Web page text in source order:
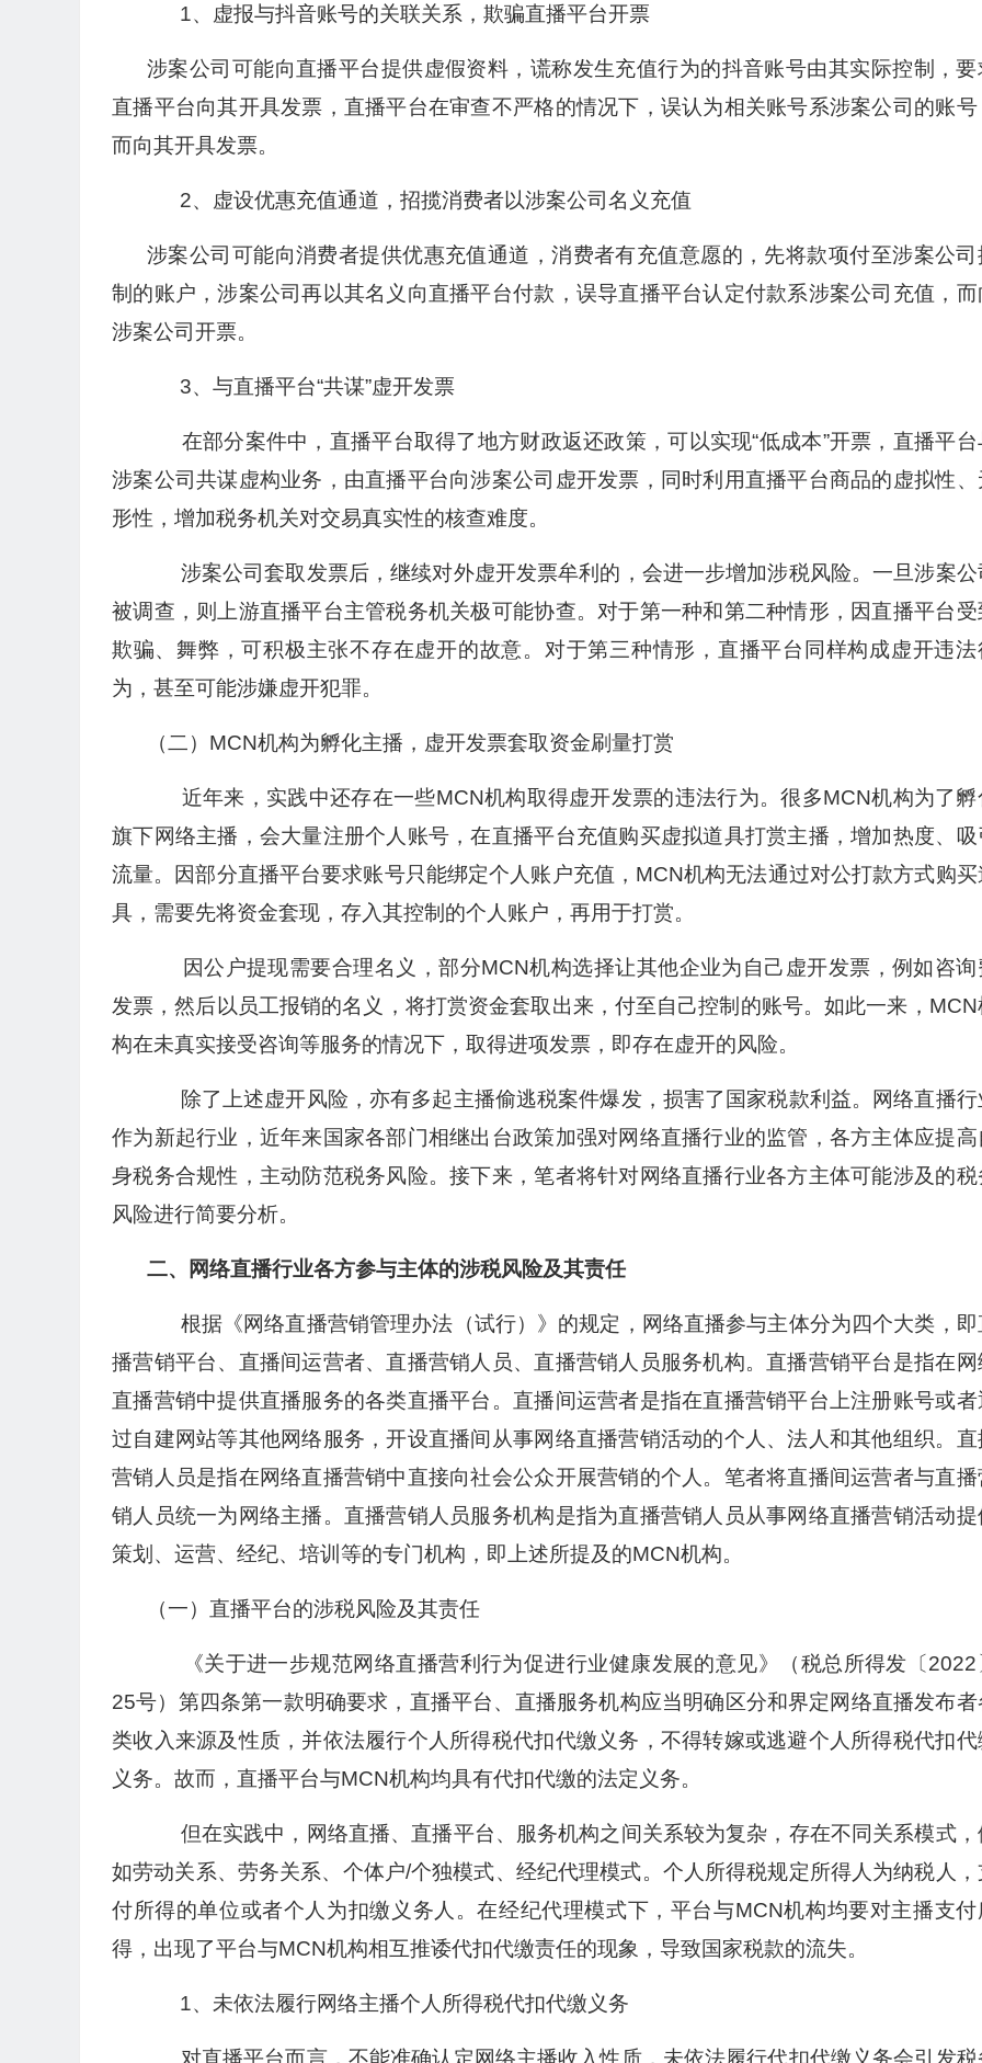
1、虚报与抖音账号的关联关系，欺骗直播平台开票
涉案公司可能向直播平台提供虚假资料，谎称发生充值行为的抖音账号由其实际控制，要
直播平台向其开具发票，直播平台在审查不严格的情况下，误认为相关账号系涉案公司的账号
而向其开具发票。
2、虚设优惠充值通道，招揽消费者以涉案公司名义充值
涉案公司可能向消费者提供优惠充值通道，消费者有充值意愿的，先将款项付至涉案公司
制的账户，涉案公司再以其名义向直播平台付款，误导直播平台认定付款系涉案公司充值，而
涉案公司开票。
3、与直播平台“共谋”虚开发票
在部分案件中，直播平台取得了地方财政返还政策，可以实现“低成本”开票，直播平台
涉案公司共谋虚构业务，由直播平台向涉案公司虚开发票，同时利用直播平台商品的虚拟性、
形性，增加税务机关对交易真实性的核查难度。
涉案公司套取发票后，继续对外虚开发票牟利的，会进一步增加涉税风险。一旦涉案公
被调查，则上游直播平台主管税务机关极可能协查。对于第一种和第二种情形，因直播平台受
欺骗、舞弊，可积极主张不存在虚开的故意。对于第三种情形，直播平台同样构成虚开违法
为，甚至可能涉嫌虚开犯罪。
（二）MCN机构为孵化主播，虚开发票套取资金刷量打赏
近年来，实践中还存在一些MCN机构取得虚开发票的违法行为。很多MCN机构为了孵
旗下网络主播，会大量注册个人账号，在直播平台充值购买虚拟道具打赏主播，增加热度、吸
流量。因部分直播平台要求账号只能绑定个人账户充值，MCN机构无法通过对公打款方式购买
具，需要先将资金套现，存入其控制的个人账户，再用于打赏。
因公户提现需要合理名义，部分MCN机构选择让其他企业为自己虚开发票，例如咨询
发票，然后以员工报销的名义，将打赏资金套取出来，付至自己控制的账号。如此一来，MCN
构在未真实接受咨询等服务的情况下，取得进项发票，即存在虚开的风险。
除了上述虚开风险，亦有多起主播偷逃税案件爆发，损害了国家税款利益。网络直播行
作为新起行业，近年来国家各部门相继出台政策加强对网络直播行业的监管，各方主体应提高
身税务合规性，主动防范税务风险。接下来，笔者将针对网络直播行业各方主体可能涉及的税
风险进行简要分析。
二、网络直播行业各方参与主体的涉税风险及其责任
根据《网络直播营销管理办法（试行）》的规定，网络直播参与主体分为四个大类，即
播营销平台、直播间运营者、直播营销人员、直播营销人员服务机构。直播营销平台是指在网
直播营销中提供直播服务的各类直播平台。直播间运营者是指在直播营销平台上注册账号或者
过自建网站等其他网络服务，开设直播间从事网络直播营销活动的个人、法人和其他组织。直
营销人员是指在网络直播营销中直接向社会公众开展营销的个人。笔者将直播间运营者与直播
销人员统一为网络主播。直播营销人员服务机构是指为直播营销人员从事网络直播营销活动提
策划、运营、经纪、培训等的专门机构，即上述所提及的MCN机构。
（一）直播平台的涉税风险及其责任
《关于进一步规范网络直播营利行为促进行业健康发展的意见》（税总所得发〔2022
25号）第四条第一款明确要求，直播平台、直播服务机构应当明确区分和界定网络直播发布者
类收入来源及性质，并依法履行个人所得税代扣代缴义务，不得转嫁或逃避个人所得税代扣代
义务。故而，直播平台与MCN机构均具有代扣代缴的法定义务。
但在实践中，网络直播、直播平台、服务机构之间关系较为复杂，存在不同关系模式，
如劳动关系、劳务关系、个体户/个独模式、经纪代理模式。个人所得税规定所得人为纳税人，
付所得的单位或者个人为扣缴义务人。在经纪代理模式下，平台与MCN机构均要对主播支付
得，出现了平台与MCN机构相互推诿代扣代缴责任的现象，导致国家税款的流失。
1、未依法履行网络主播个人所得税代扣代缴义务